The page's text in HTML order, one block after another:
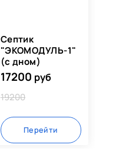
Септик
"ЭКОМОДУЛЬ-1"
(с дном)
17200 руб
19200
Перейти